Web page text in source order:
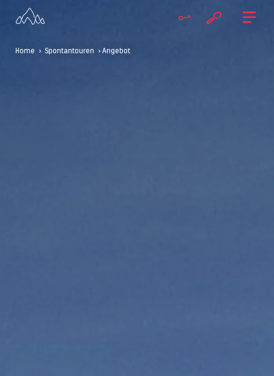
Home > Spontantouren > Angebot